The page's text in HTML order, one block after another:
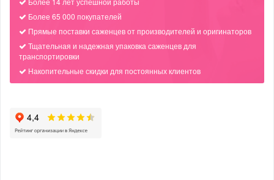
Более 65 000 покупателей
Прямые поставки саженцев от производителей и оригинаторов
Тщательная и надежная упаковка саженцев для
транспортировки
Накопительные скидки для постоянных клиентов